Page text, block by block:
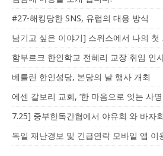
#27-해킹당한 SNS, 유럽의 대응 방식
남기고 싶은 이야기] 스위스에서 나의 첫
함부르크 한인학교 전혜리 교장 취임 인
베를린 한인성당, 본당의 날 행사 개최
에센 갈보리 교회, ‘한 마음으로 잇는 사명
7.25] 중부한독간협에서 야유회 와 바자
독일 재난경보 및 긴급연락 모바일 앱 이